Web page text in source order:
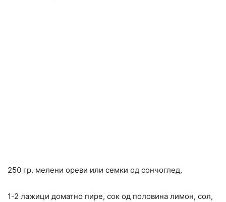
250 гр. мелени ореви или семки од сончоглед,
1-2 лажици доматно пире, сок од половина лимон, сол,